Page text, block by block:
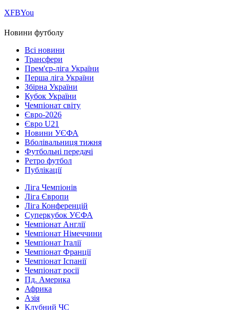
ХFBYou
Новини футболу
Всі новини
Трансфери
Прем'єр-ліга України
Перша ліга України
Збірна України
Кубок України
Чемпіонат світу
Євро-2026
Євро U21
Новини УЄФА
Вболівальниця тижня
Футбольні передачі
Ретро футбол
Публікації
Ліга Чемпіонів
Ліга Європи
Ліга Конференцій
Суперкубок УЄФА
Чемпіонат Англії
Чемпіонат Німеччини
Чемпіонат Італії
Чемпіонат Франції
Чемпіонат Іспанії
Чемпіонат росії
Пд. Америка
Африка
Азія
Клубний ЧС